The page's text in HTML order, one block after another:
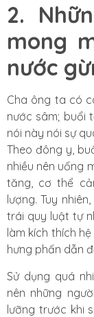
2.
mong
nước
Cha ông ta có
nước sâm; buổi
nói này nói sự
Theo đông y,
nhiều nên uống
tăng, cơ thể
lượng. Tuy
trái quy luật tự
làm kích thích
hưng phấn dẫn
Sử dụng quá
nên những
lưỡng trước khi